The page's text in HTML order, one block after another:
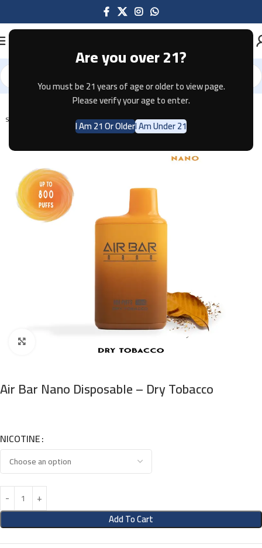
Are you over 21?
You must be 21 years of age or older to view page.
Please verify your age to enter.
I Am 21 Or OlderI Am Under 21
Home Disposable AIR BAR AIR BAR NANO
SOLD OUT
Air Bar Nano Disposable – Dry Tobacco
NICOTINE
Add To Cart